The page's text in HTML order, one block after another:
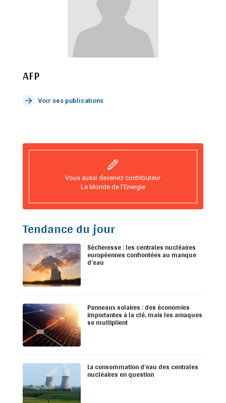
AFP
Voir ses publications
Vous aussi devenez contributeur
Le Monde de l’Energie
Tendance du jour
Sécheresse : les centrales nucléaires
européennes confrontées au manque
d’eau
Panneaux solaires : des économies
importantes à la clé, mais les arnaques
se multiplient
La consommation d’eau des centrales
nucléaires en question